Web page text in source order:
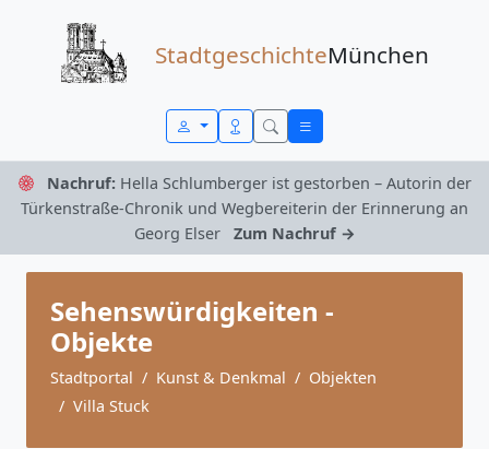
StadtgeschichteMünchen
Nachruf: Hella Schlumberger ist gestorben – Autorin der
Türkenstraße-Chronik und Wegbereiterin der Erinnerung an
Georg Elser
Zum Nachruf →
Sehenswürdigkeiten -
Objekte
Stadtportal Kunst & Denkmal
Objekten
Villa Stuck